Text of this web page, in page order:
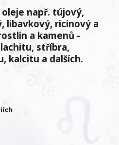
např. tújový,
libavkový, ricinový a
a kamenů -
stříbra,
kalcitu a dalších.